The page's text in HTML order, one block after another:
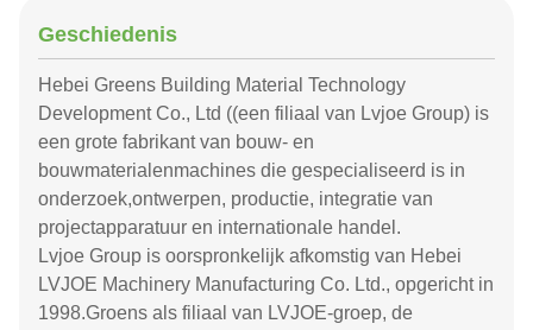
Geschiedenis
Hebei Greens Building Material Technology
Development Co., Ltd ((een filiaal van Lvjoe Group) is
een grote fabrikant van bouw- en
bouwmaterialenmachines die gespecialiseerd is in
onderzoek,ontwerpen, productie, integratie van
projectapparatuur en internationale handel.
Lvjoe Group is oorspronkelijk afkomstig van Hebei
LVJOE Machinery Manufacturing Co. Ltd., opgericht in
1998.Groens als filiaal van LVJOE-groep, de